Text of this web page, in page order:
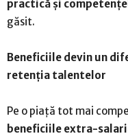
practică și
găsit.
Beneficiile devin un
retenția talentelor
Pe o piață tot mai
beneficiile extra-